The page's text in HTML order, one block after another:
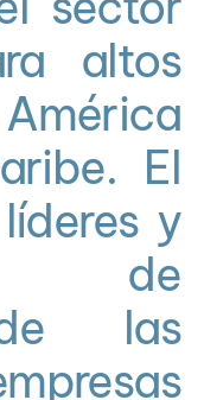
altos
El
y
de
las